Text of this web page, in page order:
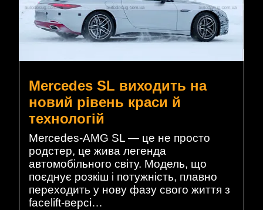
Mercedes SL виходить на
новий рівень краси й
технологій
Mercedes-AMG SL — це не просто
родстер, це жива легенда
автомобільного світу. Модель, що
поєднує розкіш і потужність, плавно
переходить у нову фазу свого життя з
facelift-версі…